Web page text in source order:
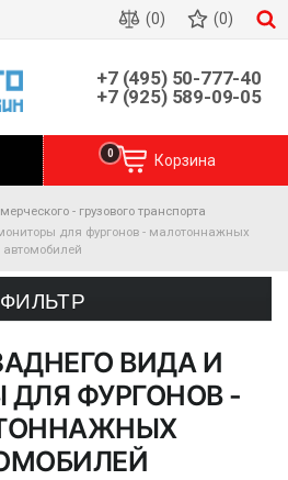
(0) (0)
+7 (495) 50-777-40
+7 (925) 589-09-05
Корзина
0
- грузового транспорта
для фургонов - малотоннажных
автомобилей
ФИЛЬТР
ВИДА И
ФУРГОНОВ -